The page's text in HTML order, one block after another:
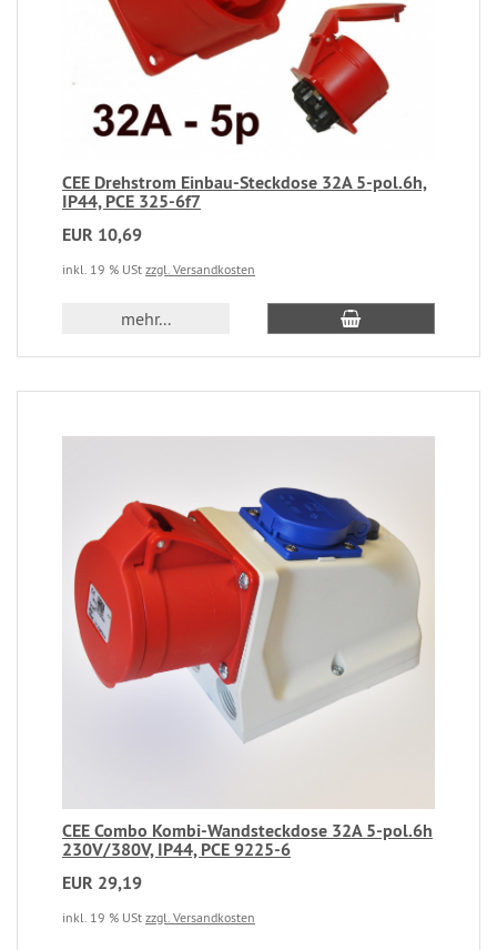
CEE Drehstrom Einbau-Steckdose 32A 5-pol.6h,
IP44, PCE 325-6f7
EUR 10,69
inkl. 19 % USt zzgl. Versandkosten
mehr...
CEE Combo Kombi-Wandsteckdose 32A 5-pol.6h
230V/380V, IP44, PCE 9225-6
EUR 29,19
inkl. 19 % USt zzgl. Versandkosten